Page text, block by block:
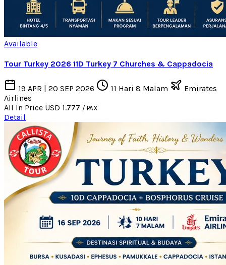
Available
Tour Turkey 2026 11D Turkey 7 Churches & Cappadocia
19 APR | 20 SEP 2026 11 Hari 8 Malam
Emirates
Airlines
All In Price USD 1.777 / PAX
Detail